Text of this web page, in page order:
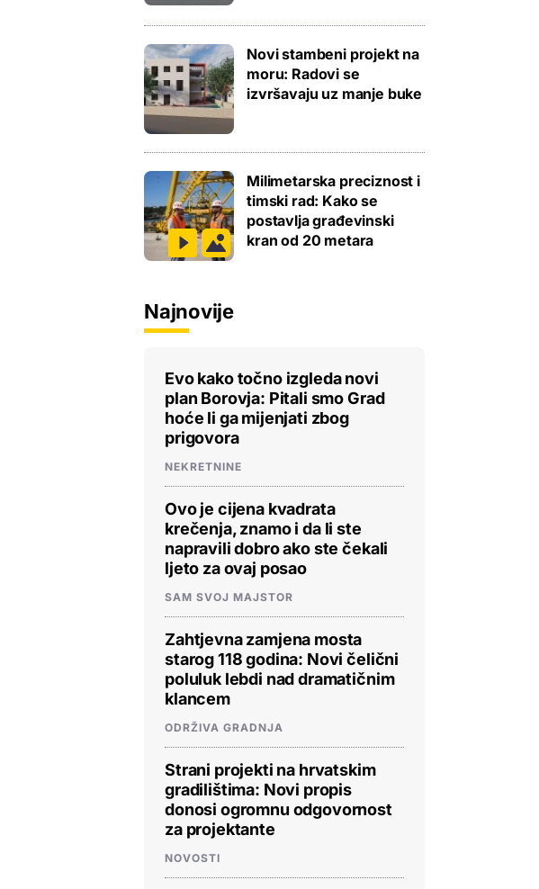
Novi stambeni projekt na
moru: Radovi se
izvršavaju uz manje buke
Milimetarska preciznost i
timski rad: Kako se
postavlja građevinski
kran od 20 metara
Najnovije
Evo kako točno izgleda novi
plan Borovja: Pitali smo Grad
hoće li ga mijenjati zbog
prigovora
NEKRETNINE
Ovo je cijena kvadrata
krečenja, znamo i da li ste
napravili dobro ako ste čekali
ljeto za ovaj posao
SAM SVOJ MAJSTOR
Zahtjevna zamjena mosta
starog 118 godina: Novi čelični
poluluk lebdi nad dramatičnim
klancem
ODRŽIVA GRADNJA
Strani projekti na hrvatskim
gradilištima: Novi propis
donosi ogromnu odgovornost
za projektante
NOVOSTI